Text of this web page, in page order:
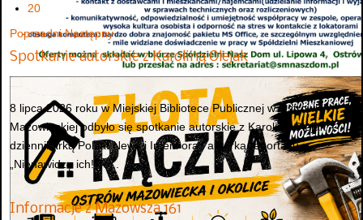
20
Poprzedni Następny
Spotkanie autorskie z Karoliną Olejak
8 lipca 2026 roku w Miejskiej Bibliotece Publicznej w Ostrowi
Mazowieckiej odbyło się spotkanie autorskie z Karoliną Olejak –
dziennikarką Polsat News i Interii oraz autorką reportażu
„Nienawidzę ich! To...
Informacje z Mazowsza 161